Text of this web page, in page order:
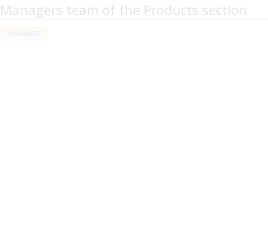
Managers team of the Products section
mickael22